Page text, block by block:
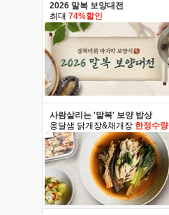
2026 말복 보양대전
최대 74%할인
사람살리는 '말복' 보양 밥상
옹달샘 닭개장&채개장 한정수량